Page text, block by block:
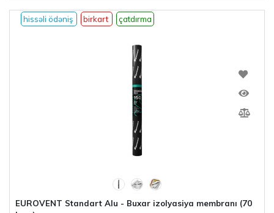
hissəli ödəniş birkart çatdırma
EUROVENT Standart Alu - Buxar izolyasiya membranı (70